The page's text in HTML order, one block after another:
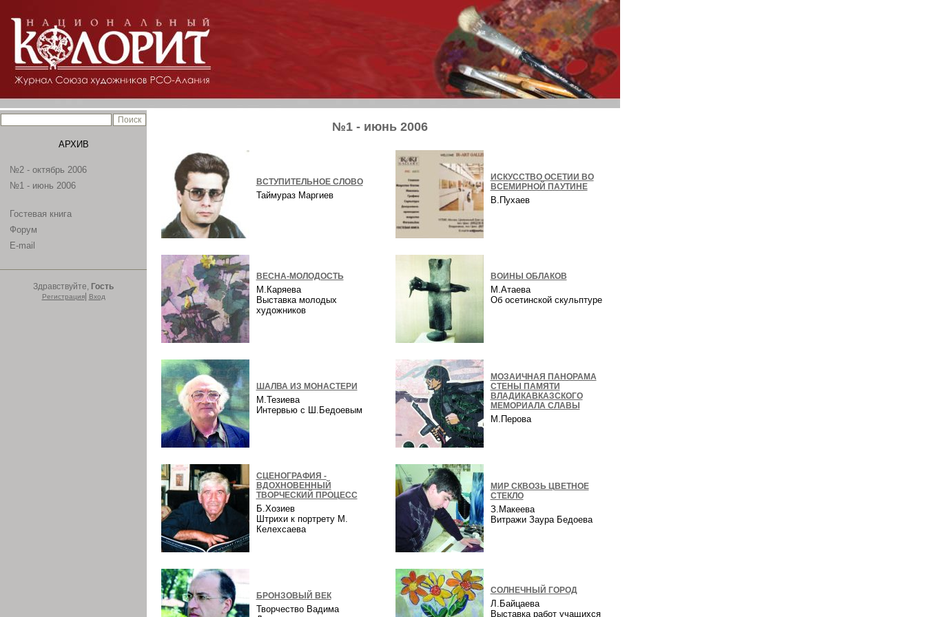
АРХИВ
№2 - октябрь 2006
№1 - июнь 2006
Гостевая книга
Форум
E-mail
Здравствуйте, Гость
Регистрация| Вход
№1 - июнь 2006
ВСТУПИТЕЛЬНОЕ СЛОВО
Таймураз Маргиев
ВЕСНА-МОЛОДОСТЬ
М.Каряева
Выставка молодых
художников
ШАЛВА ИЗ МОНАСТЕРИ
М.Тезиева
Интервью с Ш.Бедоевым
СЦЕНОГРАФИЯ -
ВДОХНОВЕННЫЙ
ТВОРЧЕСКИЙ ПРОЦЕСС
Б.Хозиев
Штрихи к портрету М.
Келехсаева
БРОНЗОВЫЙ ВЕК
Творчество Вадима
ИСКУССТВО ОСЕТИИ ВО
ВСЕМИРНОЙ ПАУТИНЕ
В.Пухаев
ВОИНЫ ОБЛАКОВ
М.Атаева
Об осетинской скульптуре
МОЗАИЧНАЯ ПАНОРАМА
СТЕНЫ ПАМЯТИ
ВЛАДИКАВКАЗСКОГО
МЕМОРИАЛА СЛАВЫ
М.Перова
МИР СКВОЗЬ ЦВЕТНОЕ
СТЕКЛО
З.Макеева
Витражи Заура Бедоева
СОЛНЕЧНЫЙ ГОРОД
Л.Байцаева
Выставка работ учащихся